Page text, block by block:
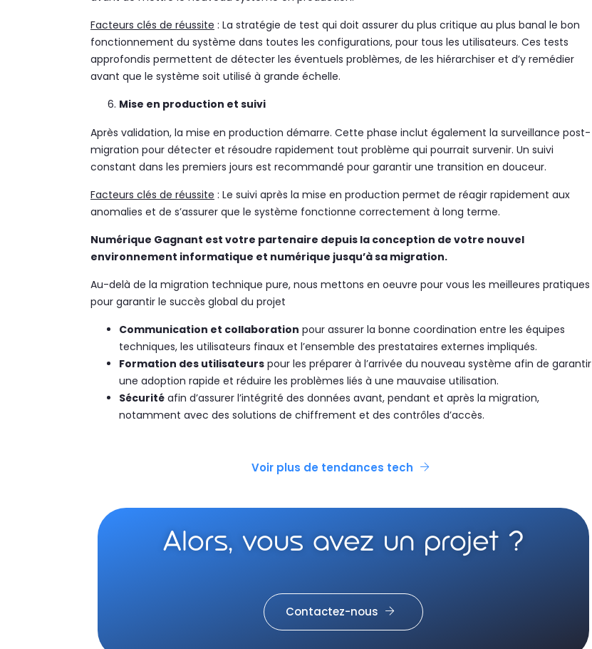
Facteurs clés de réussite : La stratégie de test qui doit assurer du plus critique au plus banal le bon
fonctionnement du système dans toutes les configurations, pour tous les utilisateurs. Ces tests
approfondis permettent de détecter les éventuels problèmes, de les hiérarchiser et d’y remédier
avant que le système soit utilisé à grande échelle.
Mise en production et suivi
Après validation, la mise en production démarre. Cette phase inclut également la surveillance post-
migration pour détecter et résoudre rapidement tout problème qui pourrait survenir. Un suivi
constant dans les premiers jours est recommandé pour garantir une transition en douceur.
Facteurs clés de réussite : Le suivi après la mise en production permet de réagir rapidement aux
anomalies et de s’assurer que le système fonctionne correctement à long terme.
Numérique Gagnant est votre partenaire depuis la conception de votre nouvel
environnement informatique et numérique jusqu’à sa migration.
Au-delà de la migration technique pure, nous mettons en oeuvre pour vous les meilleures pratiques
pour garantir le succès global du projet
Communication et collaboration pour assurer la bonne coordination entre les équipes
techniques, les utilisateurs finaux et l’ensemble des prestataires externes impliqués.
Formation des utilisateurs pour les préparer à l’arrivée du nouveau système afin de garantir
une adoption rapide et réduire les problèmes liés à une mauvaise utilisation.
Sécurité afin d’assurer l’intégrité des données avant, pendant et après la migration,
notamment avec des solutions de chiffrement et des contrôles d’accès.
Voir plus de tendances tech
Alors, vous avez un projet ?
Contactez-nous